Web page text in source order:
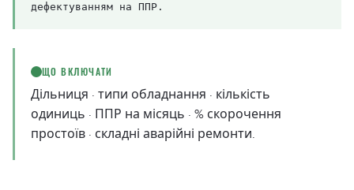
дефектуванням на ППР.
ЩО ВКЛЮЧАТИ
Дільниця · типи обладнання · кількість
одиниць · ППР на місяць · % скорочення
простоїв · складні аварійні ремонти.